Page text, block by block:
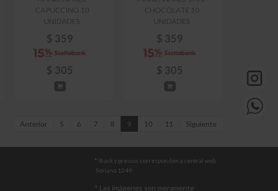
CAPUCCINO 10
UNIDADES
$ 359
$ 305
CHOCOLATE 10
UNIDADES
$ 359
$ 305
Anterior 5 6 7 8 9 10 11 Siguiente
* Stock y precios corresponden a central web
Soriano 1249
* Las imágenes son meramente